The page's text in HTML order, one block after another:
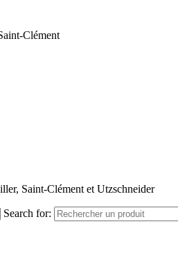
Clément
Saint-Clément et Utzschneider
Search for: